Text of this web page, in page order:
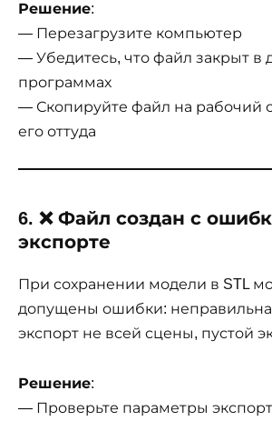
Решение:
— Перезагрузите компьютер
— Убедитесь, что файл закрыт в
программах
— Скопируйте файл на рабочий
его оттуда
6. ❌ Файл создан с
экспорте
При сохранении модели в STL
допущены ошибки:
экспорт не всей сцены, пустой
Решение:
— Проверьте параметры